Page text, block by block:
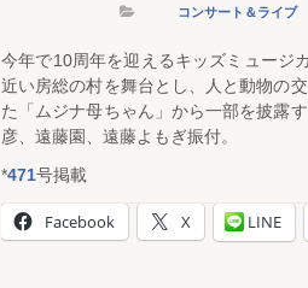
コンサート＆ライブ
今年で10周年を迎えるキッズミュージ
近い房総の村を舞台とし、人と動物の
た「ムジナ母ちゃん」から一部を披露
彦、遠藤園、遠藤よもぎ振付。
*471号掲載
Facebook X LINE